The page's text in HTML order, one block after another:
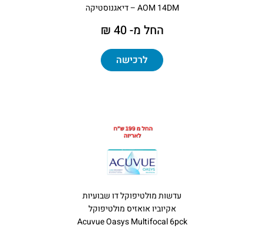
AOM 14DM – דיאגנוסטיקה
החל מ- 40 ₪
לרכישה
עדשות מולטיפוקל דו שבועיות
אקיוביו אואזיס מולטיפוקל
Acuvue Oasys Multifocal 6pck